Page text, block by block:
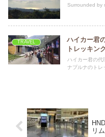
Surrounded by
TRAVEL
ハイカー君
トレッキ
ハイカー君の代
ナプルナのトレ
リ